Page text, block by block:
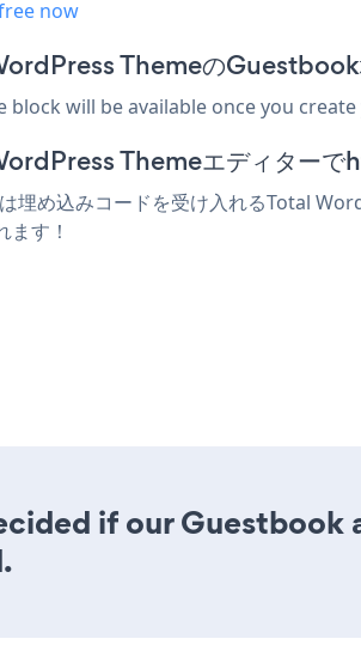
now
ThemeのGuestbook
block will be available once you
Themeエディターで
埋め込みコードを受け入れるTotal
ます！
if our Guestbook